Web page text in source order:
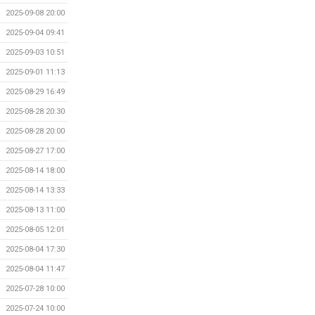
2025-09-08 20:00
2025-09-04 09:41
2025-09-03 10:51
2025-09-01 11:13
2025-08-29 16:49
2025-08-28 20:30
2025-08-28 20:00
2025-08-27 17:00
2025-08-14 18:00
2025-08-14 13:33
2025-08-13 11:00
2025-08-05 12:01
2025-08-04 17:30
2025-08-04 11:47
2025-07-28 10:00
2025-07-24 10:00